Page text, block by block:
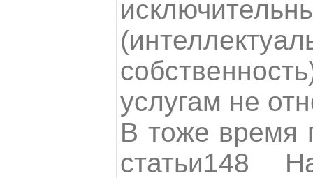
услугам не
В тоже время
статьи148